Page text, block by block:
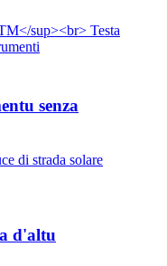
senza
d'altu